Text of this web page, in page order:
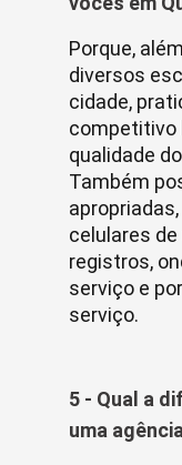
Porque,
diversos
cidade,
competitivo
qualidade
Também
celulares
registros,
serviço e
serviço.
5 - Qual a
uma